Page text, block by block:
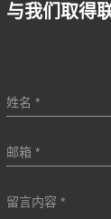
与我们取得